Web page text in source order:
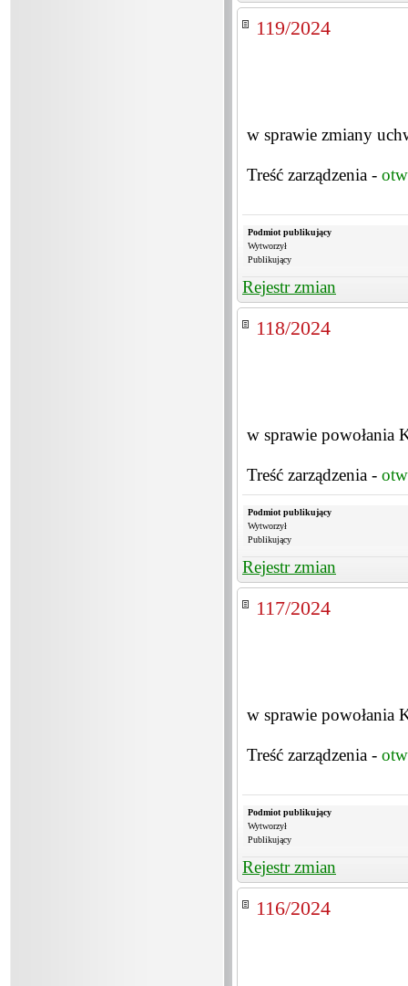
119/2024
w sprawie zmiany
Treść zarządzenia -
Podmiot publikujący
Wytworzył
Publikujący
Rejestr zmian
118/2024
w sprawie powołania
Treść zarządzenia -
Podmiot publikujący
Wytworzył
Publikujący
Rejestr zmian
117/2024
w sprawie
Treść zarządzenia -
Podmiot publikujący
Wytworzył
Publikujący
Rejestr zmian
116/2024